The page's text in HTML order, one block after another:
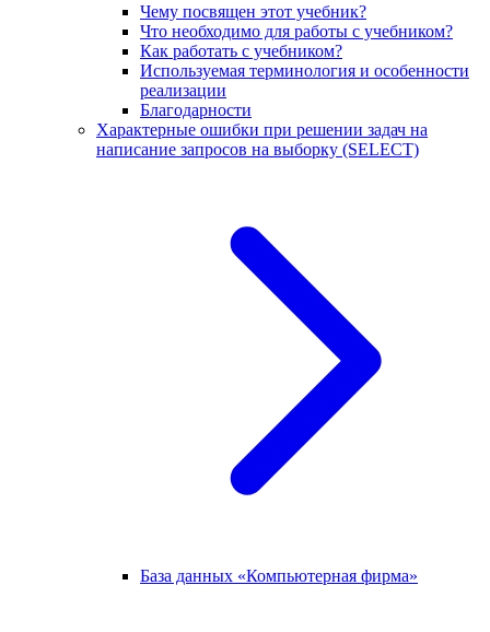
Чему посвящен этот учебник?
Что необходимо для работы с учебником?
Как работать с учебником?
Используемая терминология и особенности
реализации
Благодарности
Характерные ошибки при решении задач на
написание запросов на выборку (SELECT)
База данных «Компьютерная фирма»